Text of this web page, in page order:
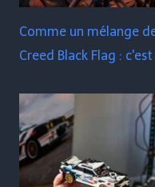
Comme un mélange
Creed Black Flag :